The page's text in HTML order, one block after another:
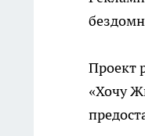
Проект
«Хочу